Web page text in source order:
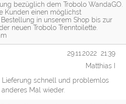
bezüglich dem Trobolo WandaGO.
Kunden einen möglichst
in unserem Shop bis zur
neuen Trobolo Trenntoilette.
Matthias I
29.11.2022 21:39
schnell und problemlos
Mal wieder.